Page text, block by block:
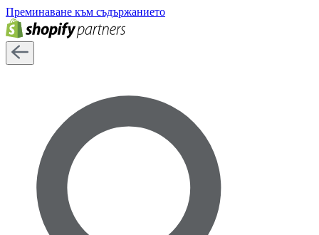
Преминаване към съдържанието